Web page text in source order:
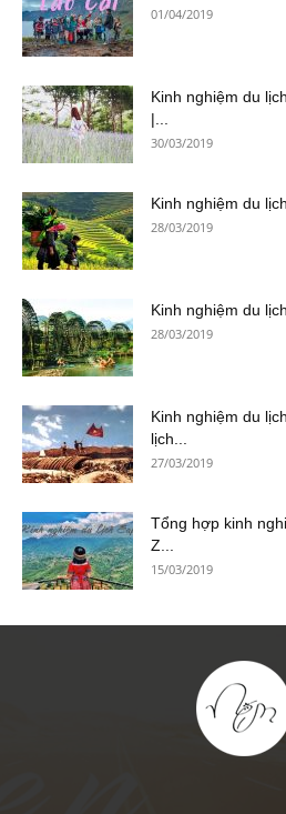
01/04/2019
Kinh nghiệm du
|...
30/03/2019
Kinh nghiệm du
28/03/2019
Kinh nghiệm du
28/03/2019
Kinh nghiệm du
lịch...
27/03/2019
Tổng hợp kinh
Z...
15/03/2019